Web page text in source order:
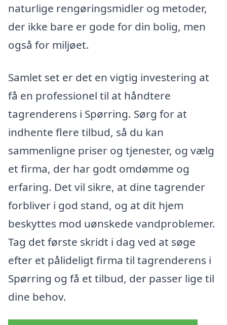
naturlige rengøringsmidler og metoder,
der ikke bare er gode for din bolig, men
også for miljøet.
Samlet set er det en vigtig investering at
få en professionel til at håndtere
tagrenderens i Spørring. Sørg for at
indhente flere tilbud, så du kan
sammenligne priser og tjenester, og vælg
et firma, der har godt omdømme og
erfaring. Det vil sikre, at dine tagrender
forbliver i god stand, og at dit hjem
beskyttes mod uønskede vandproblemer.
Tag det første skridt i dag ved at søge
efter et pålideligt firma til tagrenderens i
Spørring og få et tilbud, der passer lige til
dine behov.